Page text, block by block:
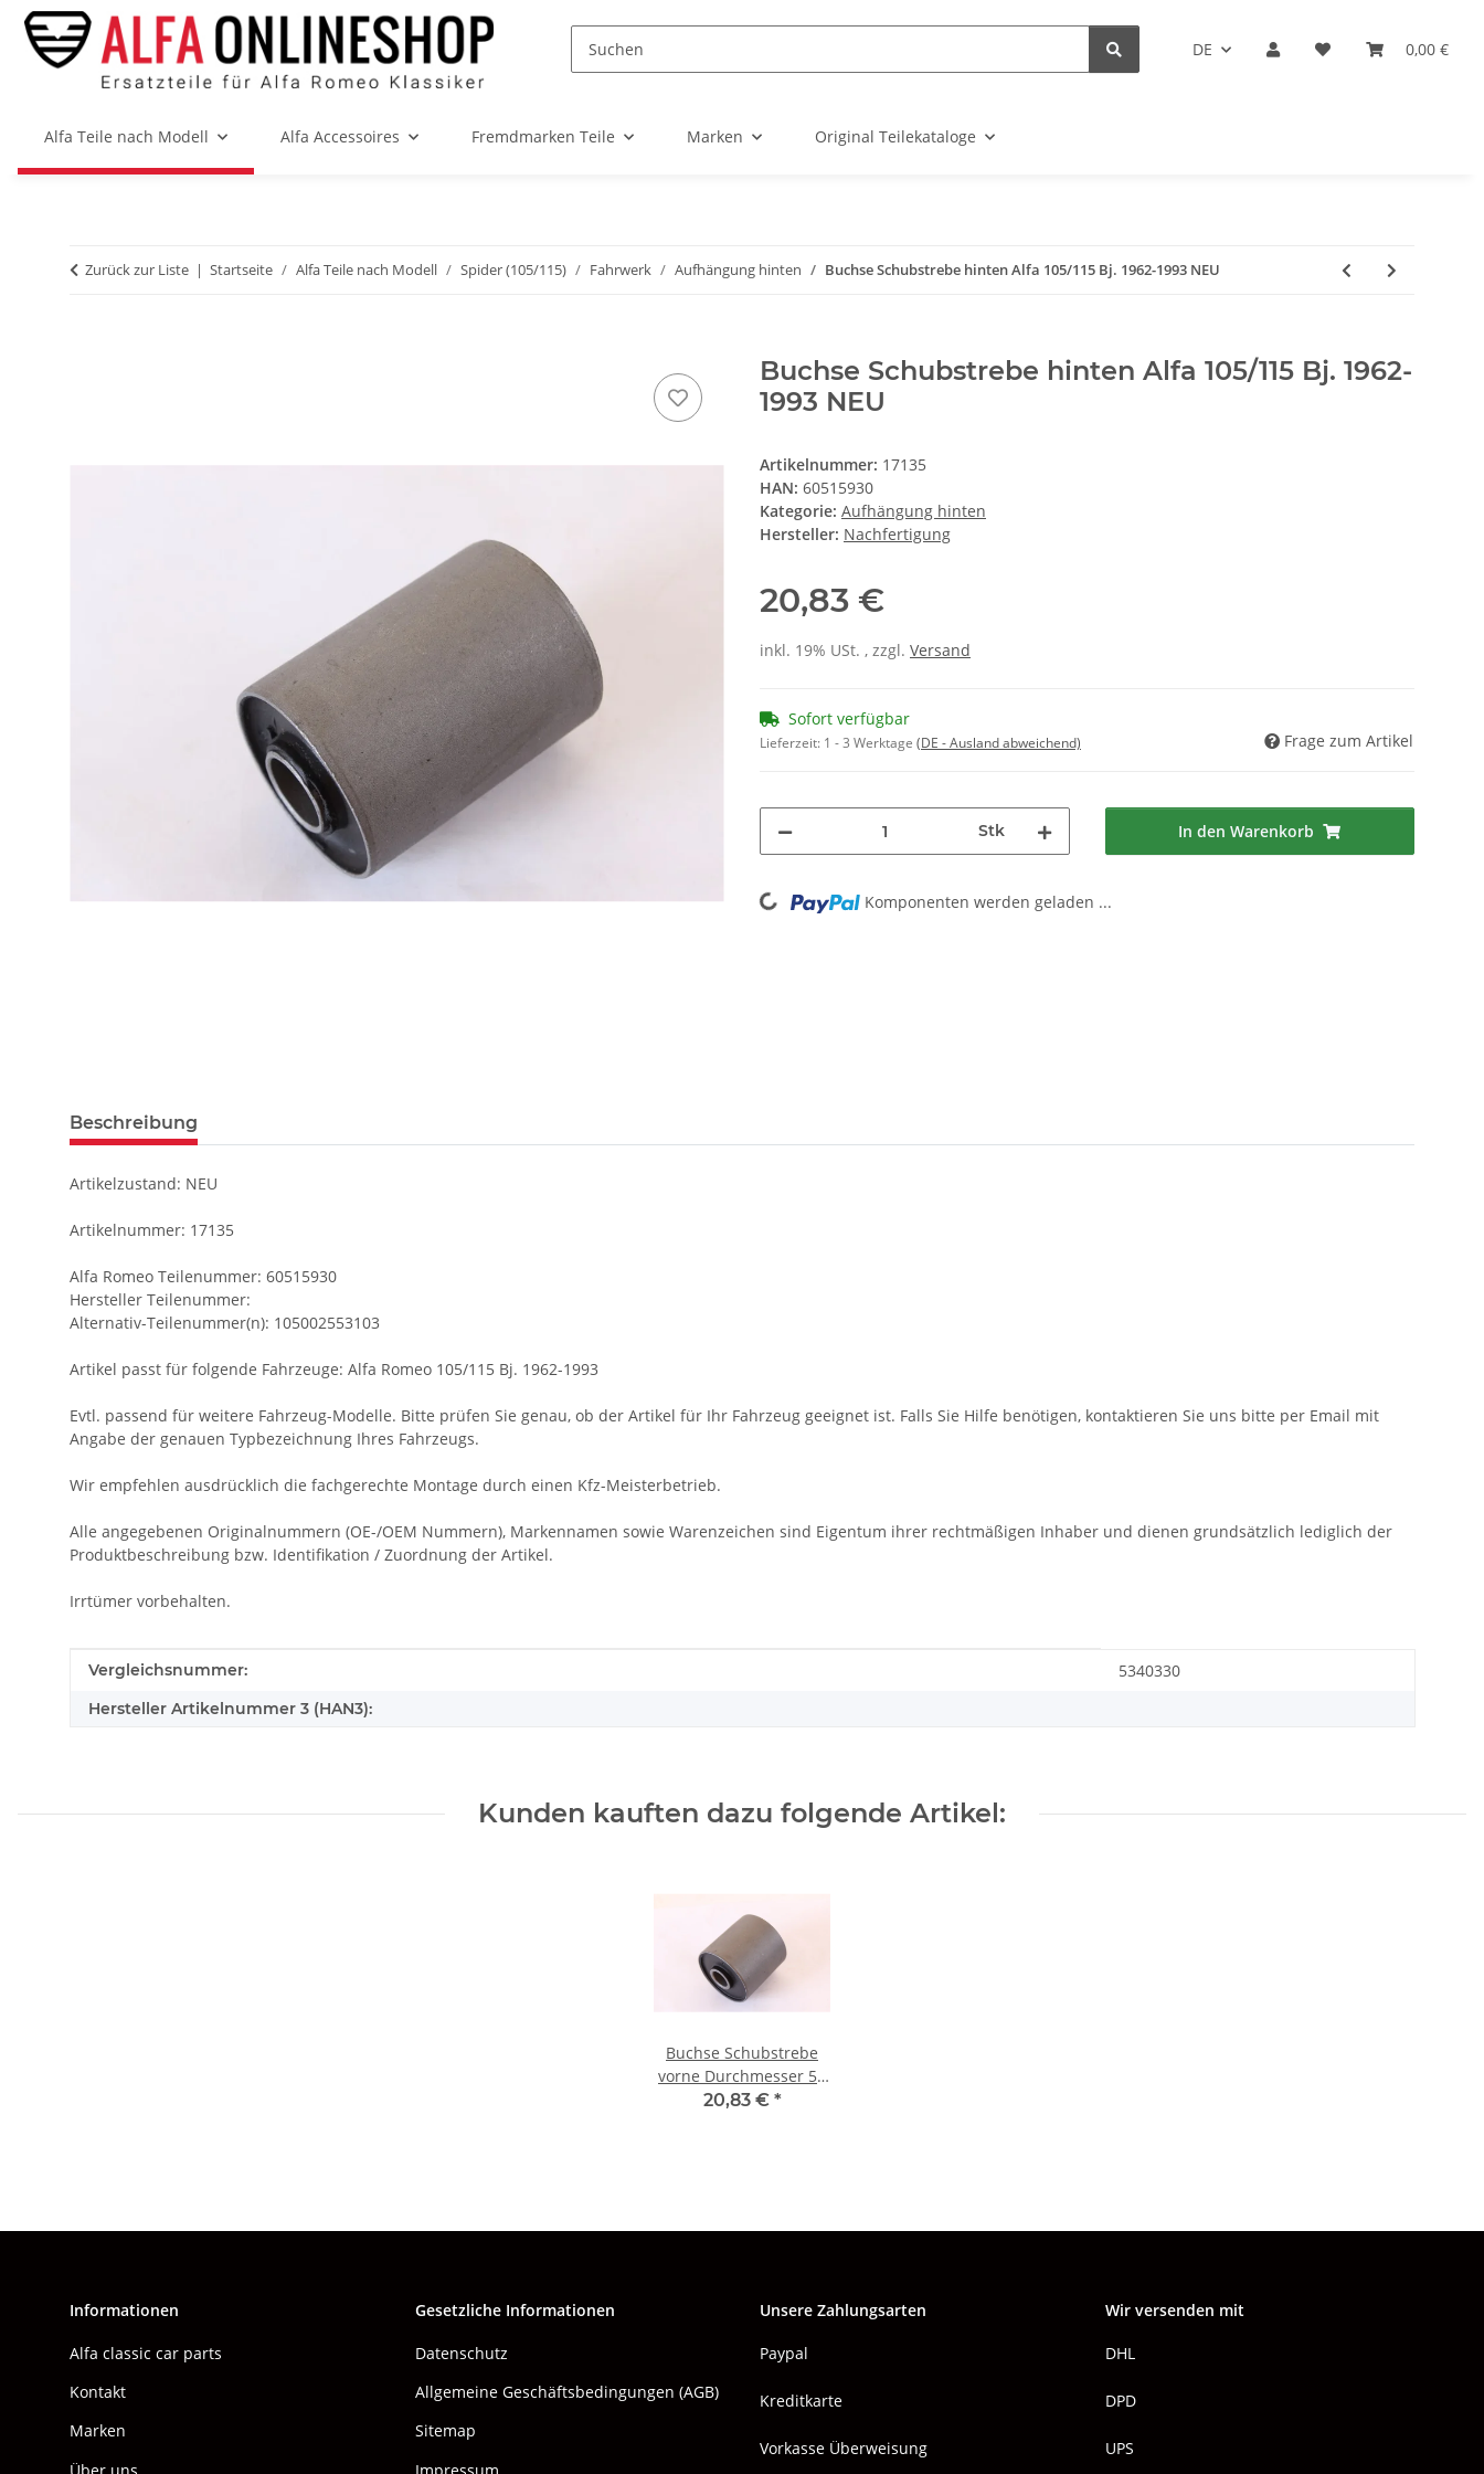
DE 0,00 €
Alfa Teile nach Modell Alfa Accessoires Fremdmarken Teile Marken Original Teilekataloge
Zurück zur Liste Startseite Alfa Teile nach Modell Spider (105/115) Fahrwerk Aufhängung hinten Buchse Schubstrebe hinten Alfa 105/115 Bj. 1962-1993 NEU
Buchse Schubstrebe hinten Alfa 105/115 Bj. 1962-
1993 NEU
Artikelnummer: 17135
HAN: 60515930
Kategorie: Aufhängung hinten
Hersteller: Nachfertigung
20,83 €
inkl. 19% USt. , zzgl. Versand
Sofort verfügbar
Lieferzeit: 1 - 3 Werktage (DE - Ausland abweichend) Frage zum Artikel
Stk In den Warenkorb
Loading... Komponenten werden geladen ...
Beschreibung
Artikelzustand: NEU
Artikelnummer: 17135
Alfa Romeo Teilenummer: 60515930
Hersteller Teilenummer:
Alternativ-Teilenummer(n): 105002553103
Artikel passt für folgende Fahrzeuge: Alfa Romeo 105/115 Bj. 1962-1993
Evtl. passend für weitere Fahrzeug-Modelle. Bitte prüfen Sie genau, ob der Artikel für Ihr Fahrzeug geeignet ist. Falls Sie Hilfe benötigen, kontaktieren Sie uns bitte per Email mit
Angabe der genauen Typbezeichnung Ihres Fahrzeugs.
Wir empfehlen ausdrücklich die fachgerechte Montage durch einen Kfz-Meisterbetrieb.
Alle angegebenen Originalnummern (OE-/OEM Nummern), Markennamen sowie Warenzeichen sind Eigentum ihrer rechtmäßigen Inhaber und dienen grundsätzlich lediglich der
Produktbeschreibung bzw. Identifikation / Zuordnung der Artikel.
Irrtümer vorbehalten.
Produkteigenschaft
Wert
Vergleichsnummer: 5340330
Hersteller Artikelnummer 3 (HAN3):
Kunden kauften dazu folgende Artikel:
Buchse Schubstrebe
vorne Durchmesser 50
mm Alfa 105/115 Bj.
20,83 € *
Informationen
Alfa classic car parts
Kontakt
Marken
Gesetzliche Informationen
Datenschutz
Allgemeine Geschäftsbedingungen (AGB)
Sitemap
Unsere Zahlungsarten
Paypal
Kreditkarte
Vorkasse Überweisung
Wir versenden mit
DHL
DPD
UPS